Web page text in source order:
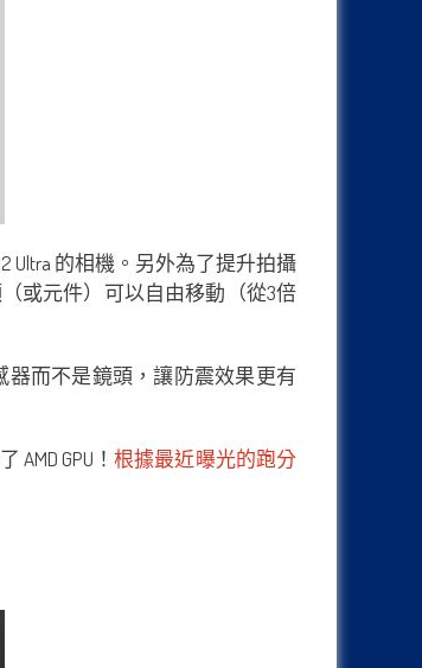
Ultra 的相機。另外為了提升拍攝
或元件）可以自由移動（從3倍
器而不是鏡頭，讓防震效果更有
AMD GPU！根據最近曝光的跑分